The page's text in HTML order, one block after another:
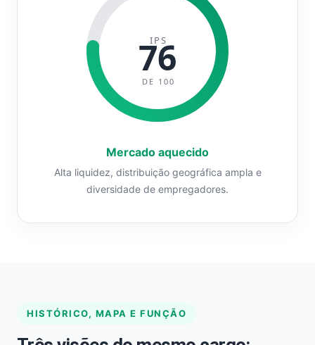
IPS
76
DE 100
Mercado aquecido
Alta liquidez, distribuição geográfica ampla e
diversidade de empregadores.
HISTÓRICO, MAPA E FUNÇÃO